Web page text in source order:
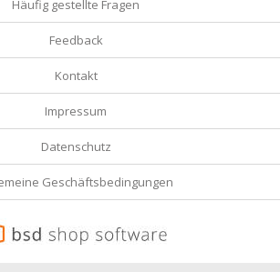
Häufig gestellte Fragen
Feedback
Kontakt
Impressum
Datenschutz
Geschäftsbedingungen